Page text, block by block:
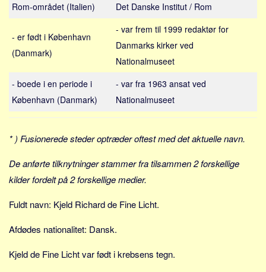
Norge
USA
Alle
Bolig
Job
Virksomhed
Investering
Forbrug
Social sikring og sundhed
Rom-området (Italien)
Det Danske Institut / Rom
- er født i København
(Danmark)
- var frem til 1999 redaktør for
Danmarks kirker ved
Nationalmuseet
- boede i en periode i
København (Danmark)
- var fra 1963 ansat ved
Nationalmuseet
* ) Fusionerede steder optræder oftest med det aktuelle navn.
De anførte tilknytninger stammer fra tilsammen 2 forskellige
kilder fordelt på 2 forskellige medier.
Fuldt navn: Kjeld Richard de Fine Licht.
Afdødes nationalitet: Dansk.
Kjeld de Fine Licht var født i krebsens tegn.